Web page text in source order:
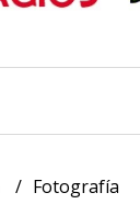
Fotografía